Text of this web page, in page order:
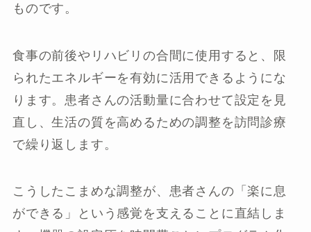
ものです。
食事の前後やリハビリの合間に使用すると、限
られたエネルギーを有効に活用できるようにな
ります。患者さんの活動量に合わせて設定を見
直し、生活の質を高めるための調整を訪問診療
で繰り返します。
こうしたこまめな調整が、患者さんの「楽に息
ができる」という感覚を支えることに直結しま